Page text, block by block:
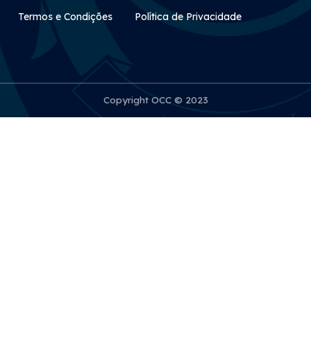
Rodapé Secundário
Termos e Condições Política de Privacidade
Copyright OCC © 2023